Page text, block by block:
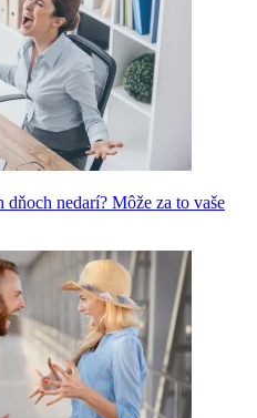
dňoch nedarí? Môže za to vaše